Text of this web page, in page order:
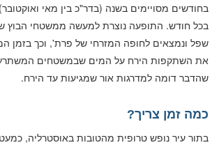
בחודשים מסויימים בשנה (בדר"כ בין מאי
בכל חודש. התופעה נוצרת למעשה ממשטחי הבוץ
שפל ונמצאים לחופה המזרחי של פרת', וכך בזמן
את השתקפות הירח על המים שבמשטחים
שהדבר דומה למדרגות אור שמגיעות עד הירח.
כמה זמן צריך?
בתור עיר נופש טרופית מהטובות באוסטרליה,